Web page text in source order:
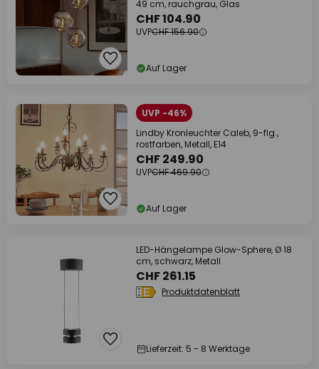
49 cm, rauchgrau, Glas
CHF 104.90
UVPCHF 156.90
Auf Lager
UVP -46%
Lindby Kronleuchter Caleb, 9-flg.,
rostfarben, Metall, E14
CHF 249.90
UVPCHF 469.90
Auf Lager
LED-Hängelampe Glow-Sphere, Ø 18
cm, schwarz, Metall
CHF 261.15
Produktdatenblatt
Lieferzeit: 5 - 8 Werktage